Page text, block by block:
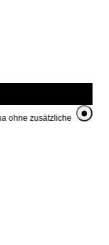
ohne zusätzliche Kosten